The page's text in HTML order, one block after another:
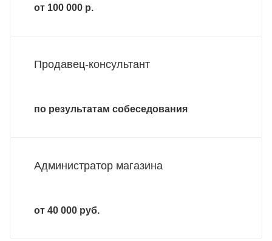
от 100 000 р.
Продавец-консультант
по результатам собеседования
Администратор магазина
от 40 000 руб.